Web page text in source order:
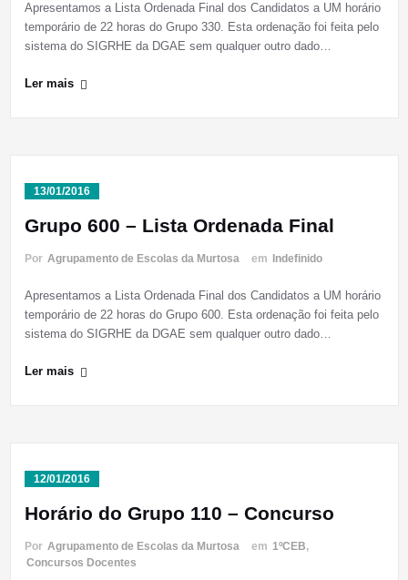
Apresentamos a Lista Ordenada Final dos Candidatos a UM horário
temporário de 22 horas do Grupo 330. Esta ordenação foi feita pelo
sistema do SIGRHE da DGAE sem qualquer outro dado…
Ler mais
13/01/2016
Grupo 600 – Lista Ordenada Final
Por Agrupamento de Escolas da Murtosa em Indefinido
Apresentamos a Lista Ordenada Final dos Candidatos a UM horário
temporário de 22 horas do Grupo 600. Esta ordenação foi feita pelo
sistema do SIGRHE da DGAE sem qualquer outro dado…
Ler mais
12/01/2016
Horário do Grupo 110 – Concurso
Por Agrupamento de Escolas da Murtosa em 1ºCEB,
Concursos Docentes